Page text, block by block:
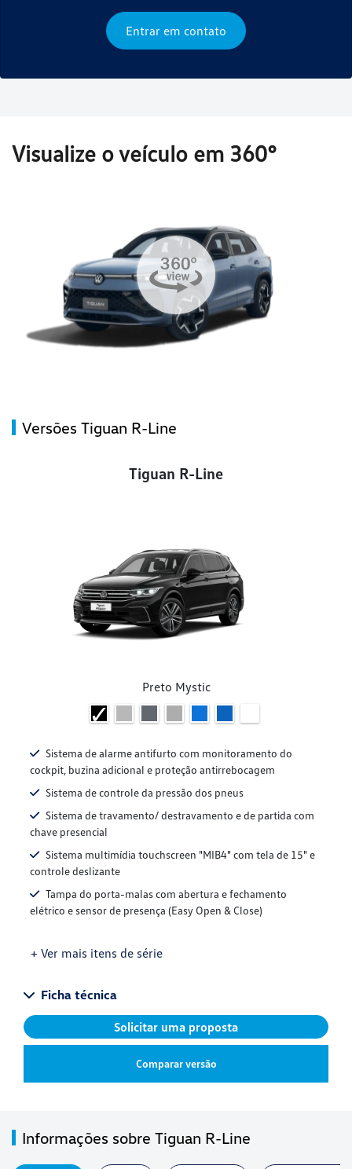
Entrar em contato
Visualize o veículo em 360°
Versões Tiguan R-Line
Tiguan R-Line
Preto Mystic
Sistema de alarme antifurto com monitoramento do
cockpit, buzina adicional e proteção antirrebocagem
Sistema de controle da pressão dos pneus
Sistema de travamento/ destravamento e de partida com
chave presencial
Sistema multimídia touchscreen "MIB4" com tela de 15" e
controle deslizante
Tampa do porta-malas com abertura e fechamento
elétrico e sensor de presença (Easy Open & Close)
+ Ver mais itens de série
Ficha técnica
Solicitar uma proposta
Comparar versão
Informações sobre Tiguan R-Line